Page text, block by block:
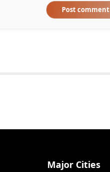
Post comment
Major Cities